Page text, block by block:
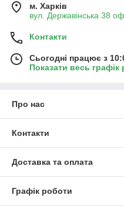
м. Харків
вул. Державінська 38
Контакти
Сьогодні працює з
Показати весь графік
Про нас
Контакти
Доставка та оплата
Графік роботи